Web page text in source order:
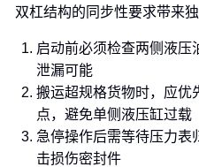
双杠结构的同步性要求带来独
启动前必须检查两侧液压
泄漏可能
搬运超规格货物时，应优
点，避免单侧液压缸过载
急停操作后需等待压力表
击损伤密封件